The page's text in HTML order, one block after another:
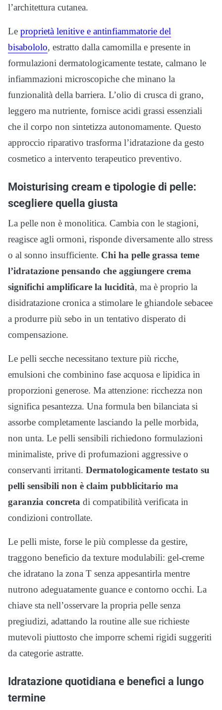
l’architettura cutanea.
Le proprietà lenitive e antinfiammatorie del
bisabololo, estratto dalla camomilla e presente in
formulazioni dermatologicamente testate, calmano le
infiammazioni microscopiche che minano la
funzionalità della barriera. L’olio di crusca di grano,
leggero ma nutriente, fornisce acidi grassi essenziali
che il corpo non sintetizza autonomamente. Questo
approccio riparativo trasforma l’idratazione da gesto
cosmetico a intervento terapeutico preventivo.
Moisturising cream e tipologie di pelle:
scegliere quella giusta
La pelle non è monolitica. Cambia con le stagioni,
reagisce agli ormoni, risponde diversamente allo stress
o al sonno insufficiente. Chi ha pelle grassa teme
l’idratazione pensando che aggiungere crema
significhi amplificare la lucidità, ma è proprio la
disidratazione cronica a stimolare le ghiandole sebacee
a produrre più sebo in un tentativo disperato di
compensazione.
Le pelli secche necessitano texture più ricche,
emulsioni che combinino fase acquosa e lipidica in
proporzioni generose. Ma attenzione: ricchezza non
significa pesantezza. Una formula ben bilanciata si
assorbe completamente lasciando la pelle morbida,
non unta. Le pelli sensibili richiedono formulazioni
minimaliste, prive di profumazioni aggressive o
conservanti irritanti. Dermatologicamente testato su
pelli sensibili non è claim pubblicitario ma
garanzia concreta di compatibilità verificata in
condizioni controllate.
Le pelli miste, forse le più complesse da gestire,
traggono beneficio da texture modulabili: gel-creme
che idratano la zona T senza appesantirla mentre
nutrono adeguatamente guance e contorno occhi. La
chiave sta nell’osservare la propria pelle senza
pregiudizi, adattando la routine alle sue richieste
mutevoli piuttosto che imporre schemi rigidi suggeriti
da categorie astratte.
Idratazione quotidiana e benefici a lungo
termine